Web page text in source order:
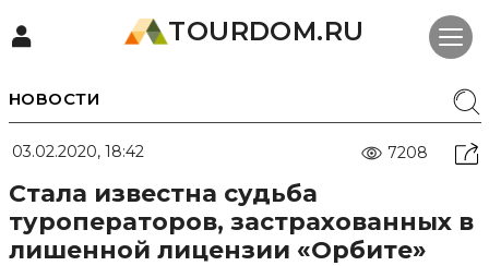
TOURDOM.RU
НОВОСТИ
03.02.2020, 18:42 7208
Стала известна судьба
туроператоров, застрахованных в
лишенной лицензии «Орбите»